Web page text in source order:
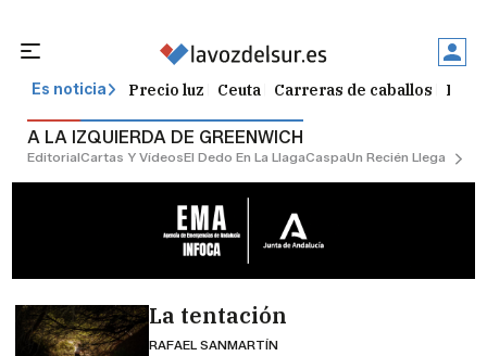
Es noticia Precio luz Ceuta Carreras de caballos
A LA IZQUIERDA DE GREENWICH
EditorialCartas Y VídeosEl Dedo En La LlagaCaspaUn Recién Llegado
La tentación
RAFAEL SANMARTÍN